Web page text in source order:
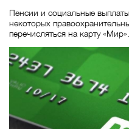
Пенсии и социальные
некоторых
перечисляться на карту «Мир».